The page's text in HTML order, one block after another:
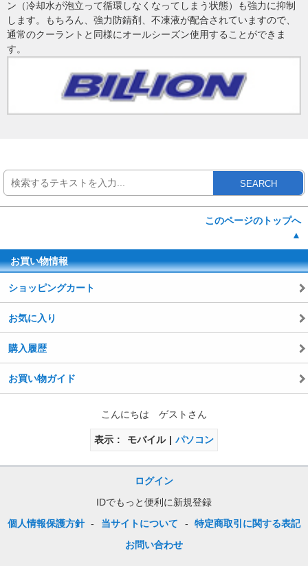
ン（冷却水が泡立って循環しなくなってしまう状態）も強力に抑制
します。もちろん、強力防錆剤、不凍液が配合されていますので、
通常のクーラントと同様にオールシーズン使用することができま
す。
SEARCH
このページのトップへ
▲
お買い物情報
ショッピングカート
お気に入り
購入履歴
お買い物ガイド
こんにちは ゲストさん
表示 モバイル パソコン
ログイン
IDでもっと便利に新規登録
個人情報保護方針 - 当サイトについて -
特定商取引に関する表記
お問い合わせ